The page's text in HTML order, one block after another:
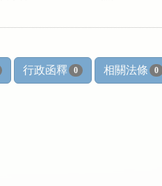
行政函釋 0 相關法條 0